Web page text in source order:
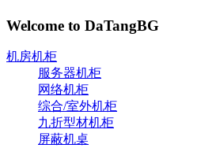
Welcome to DaTangBG
机房机柜
服务器机柜
网络机柜
综合/室外机柜
九折型材机柜
屏蔽机桌